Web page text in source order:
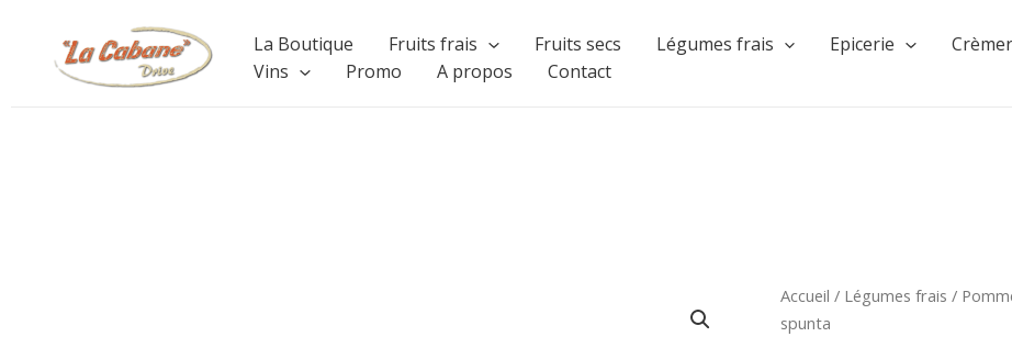
contenu
La Boutique Fruits frais Fruits secs Légumes frais Epicerie
Vins
Promo A propos Contact
Accueil / Légumes frais /
spunta